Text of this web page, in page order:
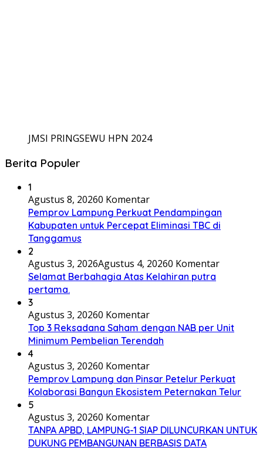
JMSI PRINGSEWU HPN 2024
Berita Populer
1
Agustus 8, 20260 Komentar
Pemprov Lampung Perkuat Pendampingan
Kabupaten untuk Percepat Eliminasi TBC di
Tanggamus
2
Agustus 3, 2026Agustus 4, 20260 Komentar
Selamat Berbahagia Atas Kelahiran putra
pertama.
3
Agustus 3, 20260 Komentar
Top 3 Reksadana Saham dengan NAB per Unit
Minimum Pembelian Terendah
4
Agustus 3, 20260 Komentar
Pemprov Lampung dan Pinsar Petelur Perkuat
Kolaborasi Bangun Ekosistem Peternakan Telur
5
Agustus 3, 20260 Komentar
TANPA APBD, LAMPUNG-1 SIAP DILUNCURKAN UNTUK
DUKUNG PEMBANGUNAN BERBASIS DATA